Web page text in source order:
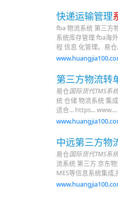
快递运输管理
fba 物流系统 第三方
系统库存管理 fba海
程 信息 化管理。易仓
第三方物流转
易仓国际货代TMS系
统 仓储 物流系统 集
适合... https... www....
中远第三方物
易仓国际货代TMS系
流系统 第三方 京东
MES等信息系统集成